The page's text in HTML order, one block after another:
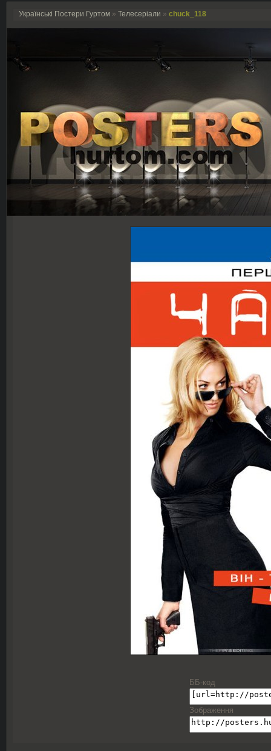
Українські Постери Гуртом » Телесеріали » chuck_118
ББ-код
Зображення